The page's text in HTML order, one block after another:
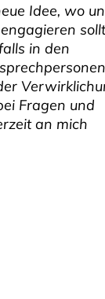
Idee, wo
in den
Fragen und
an mich